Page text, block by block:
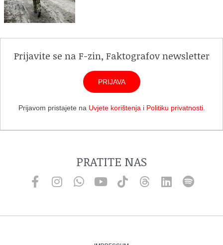
Prijavite se na F-zin, Faktografov newsletter
PRIJAVA
Prijavom pristajete na Uvjete korištenja i Politiku privatnosti.
PRATITE NAS